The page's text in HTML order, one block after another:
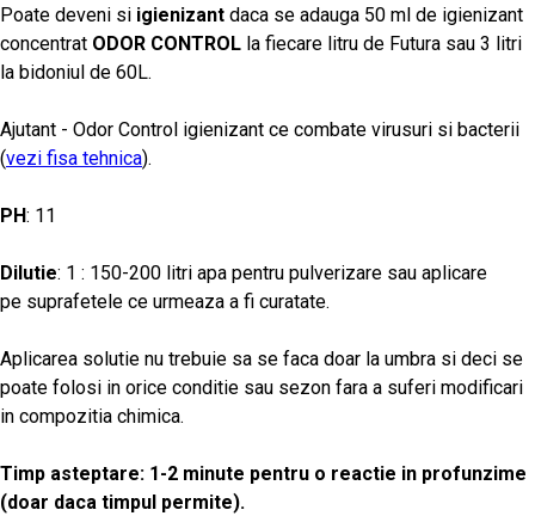
Poate deveni si igienizant daca se adauga 50 ml de igienizant
concentrat ODOR CONTROL la fiecare litru de Futura sau 3 litri
la bidoniul de 60L.
Ajutant - Odor Control igienizant ce combate virusuri si bacterii
(vezi fisa tehnica).
PH: 11
Dilutie: 1 : 150-200 litri apa pentru pulverizare sau aplicare
pe suprafetele ce urmeaza a fi curatate.
Aplicarea solutie nu trebuie sa se faca doar la umbra si deci se
poate folosi in orice conditie sau sezon fara a suferi modificari
in compozitia chimica.
Timp asteptare: 1-2 minute pentru o reactie in profunzime
(doar daca timpul permite).